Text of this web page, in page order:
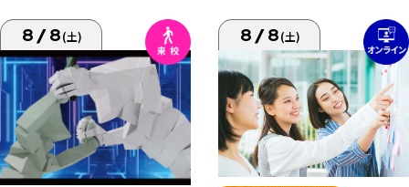
8/8(土) 8/8(土)